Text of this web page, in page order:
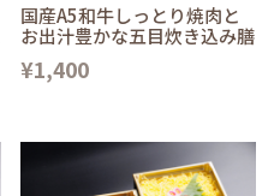
国産A5和牛しっとり焼肉と
お出汁豊かな五目炊き込み膳
¥1,400